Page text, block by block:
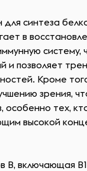
синтеза
в
систему,
и позволяет
Кроме
зрения,
особенно тех,
высокой
B, включающая